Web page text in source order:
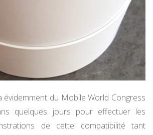
évidemment du Mobile World Congress
quelques jours pour effectuer les
de cette compatibilité tant